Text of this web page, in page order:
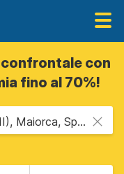
con
fino al 70%!
Palma di Maiorca Aeroporto (PMI), Maiorca, Spagna - Isole Baleari